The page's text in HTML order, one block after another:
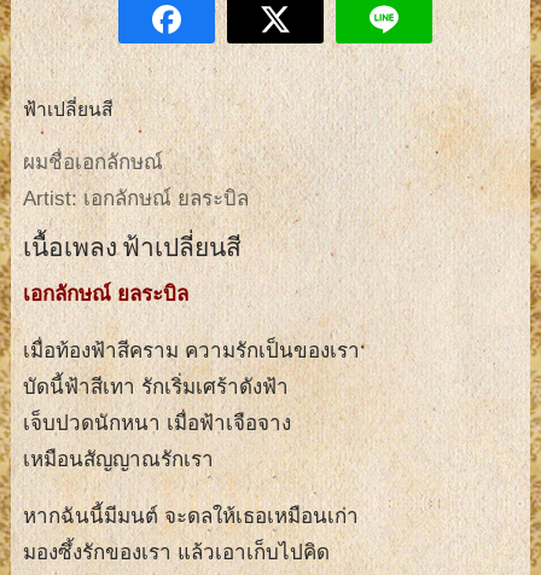
ฟ้าเปลี่ยนสี
ผมชื่อเอกลักษณ์
Artist: เอกลักษณ์ ยลระบิล
เนื้อเพลง ฟ้าเปลี่ยนสี
เอกลักษณ์ ยลระบิล
เมื่อท้องฟ้าสีคราม ความรักเป็นของเรา
บัดนี้ฟ้าสีเทา รักเริ่มเศร้าดังฟ้า
เจ็บปวดนักหนา เมื่อฟ้าเจือจาง
เหมือนสัญญาณรักเรา
หากฉันนี้มีมนต์ จะดลให้เธอเหมือนเก่า
มองซึ้งรักของเรา แล้วเอาเก็บไปคิด